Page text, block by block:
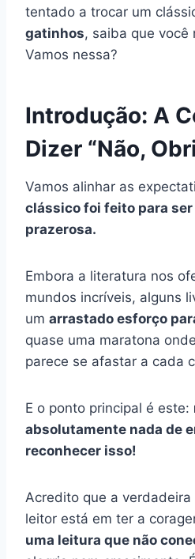
tentado a trocar um
gatinhos, saiba que você
Vamos nessa?
Introdução: A
Dizer “Não,
Vamos alinhar as
clássico foi feito para
prazerosa.
Embora a literatura nos
mundos incríveis, alguns
um arrastado esforço
quase uma maratona
parece se afastar a cada
E o ponto principal é este:
absolutamente nada de
reconhecer isso!
Acredito que a
leitor está em ter a
uma leitura que não